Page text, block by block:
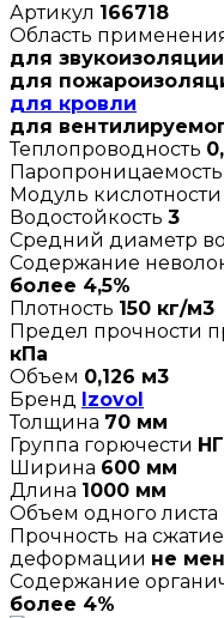
Артикул 166718
Область
для звукоизоляции
для
для кровли
для
Теплопроводность
Паропроницаемость
Модуль кислотности
Водостойкость 3
Средний диаметр
Содержание
более 4,5%
Плотность 150 кг/м3
Предел прочности
кПа
Объем 0,126 м3
Бренд Izovol
Толщина 70 мм
Группа горючести НГ
Ширина 600 мм
Длина 1000 мм
Объем одного листа
Прочность на
деформации не
Содержание
более 4%